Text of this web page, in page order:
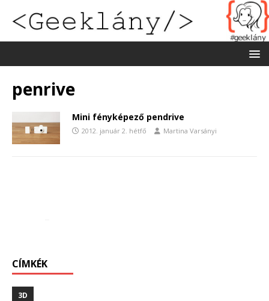
penrive
Mini fényképező pendrive
2012. január 2. hétfő Martina Varsányi
CÍMKÉK
3D